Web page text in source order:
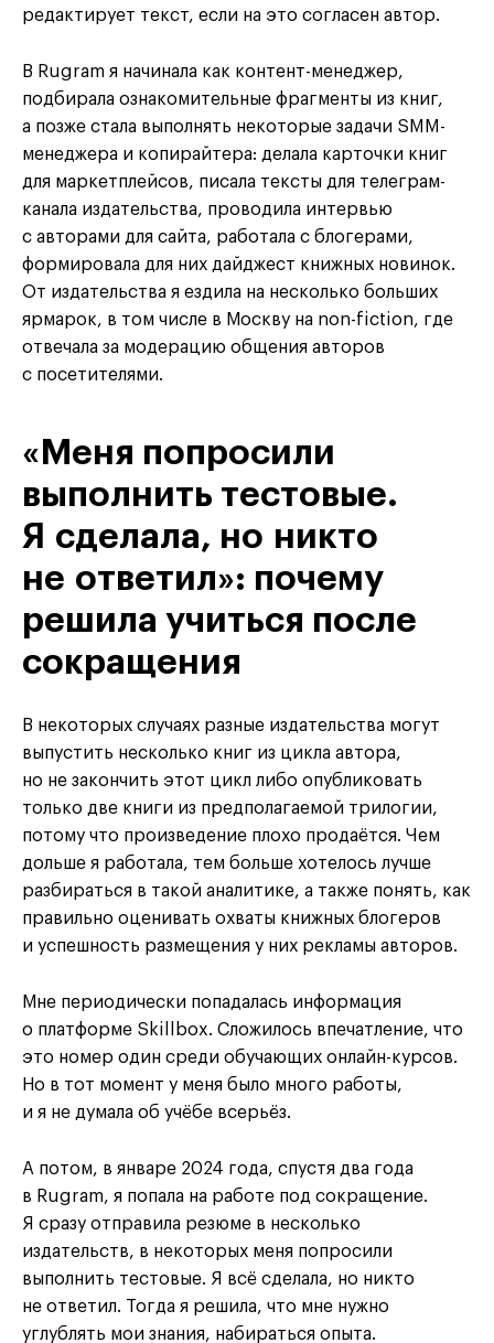
редактирует текст, если на это согласен автор.
В Rugram я начинала как контент-менеджер,
подбирала ознакомительные фрагменты из книг,
а позже стала выполнять некоторые задачи SMM-
менеджера и копирайтера: делала карточки книг
для маркетплейсов, писала тексты для телеграм-
канала издательства, проводила интервью
с авторами для сайта, работала с блогерами,
формировала для них дайджест книжных новинок.
От издательства я ездила на несколько больших
ярмарок, в том числе в Москву на non-fiction, где
отвечала за модерацию общения авторов
с посетителями.
«Меня попросили
выполнить тестовые.
Я сделала, но никто
не ответил»: почему
решила учиться после
сокращения
В некоторых случаях разные издательства могут
выпустить несколько книг из цикла автора,
но не закончить этот цикл либо опубликовать
только две книги из предполагаемой трилогии,
потому что произведение плохо продаётся. Чем
дольше я работала, тем больше хотелось лучше
разбираться в такой аналитике, а также понять, как
правильно оценивать охваты книжных блогеров
и успешность размещения у них рекламы авторов.
Мне периодически попадалась информация
о платформе Skillbox. Сложилось впечатление, что
это номер один среди обучающих онлайн-курсов.
Но в тот момент у меня было много работы,
и я не думала об учёбе всерьёз.
А потом, в январе 2024 года, спустя два года
в Rugram, я попала на работе под сокращение.
Я сразу отправила резюме в несколько
издательств, в некоторых меня попросили
выполнить тестовые. Я всё сделала, но никто
не ответил. Тогда я решила, что мне нужно
углублять мои знания, набираться опыта.